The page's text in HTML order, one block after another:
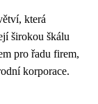
která
širokou škálu
pro řadu firem,
korporace.